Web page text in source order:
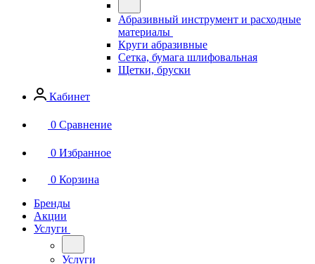
Абразивный инструмент и расходные
материалы
Круги абразивные
Сетка, бумага шлифовальная
Щетки, бруски
Кабинет
0 Сравнение
0 Избранное
0 Корзина
Бренды
Акции
Услуги
Услуги